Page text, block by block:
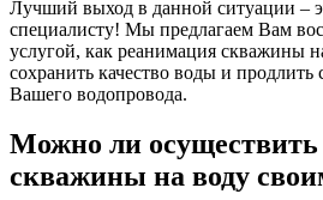
Лучший выход в данной ситуации –
специалисту! Мы предлагаем Вам
услугой, как реанимация скважины
сохранить качество воды и продлить
Вашего водопровода.
Можно ли
скважины на воду